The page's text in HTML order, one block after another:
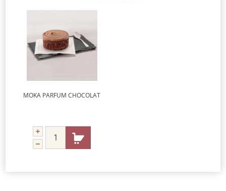
MOKA PARFUM CHOCOLAT